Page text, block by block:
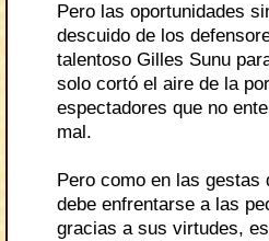
Pero las oportunidades
descuido de los
talentoso Gilles Sunu
solo cortó el aire de la
espectadores que no
mal.
Pero como en las
debe enfrentarse a las
gracias a sus virtudes,